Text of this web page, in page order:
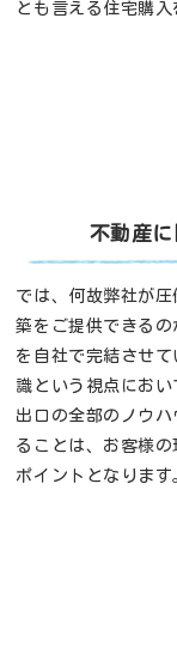
とも言える住宅購
不動産に
では、何故弊社が
築をご提供できる
を自社で完結させ
識という視点にお
出口の全部のノウ
ることは、お客様
ポイントとなります